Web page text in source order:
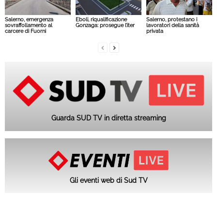
Salerno, emergenza
sovraffollamento al
carcere di Fuorni
Eboli, riqualificazione
Gonzaga: prosegue l’iter
Salerno, protestano i
lavoratori della sanità
privata
Guarda SUD TV in diretta streaming
Gli eventi web di Sud TV